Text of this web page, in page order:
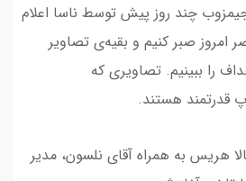
چند روز پیش توسط ناسا اعلام
امروز صبر کنیم و بقیه‌ی تصاویر
را ببینیم. تصاویری که
قدرتمند هستند.
هریس به همراه آقای نلسون، مدیر